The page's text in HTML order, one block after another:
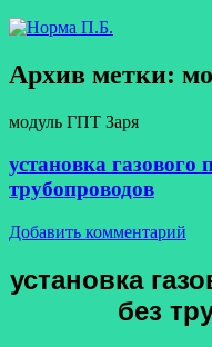
Архив метки:
модуль ГПТ Заря
установка газового
трубопроводов
Добавить комментарий
установка
без